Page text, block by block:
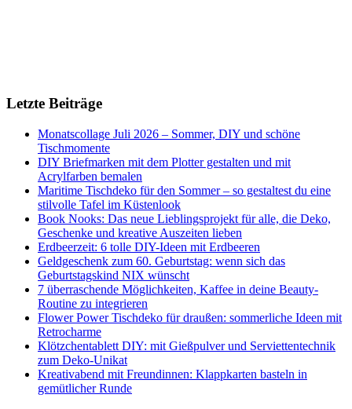
Letzte Beiträge
Monatscollage Juli 2026 – Sommer, DIY und schöne
Tischmomente
DIY Briefmarken mit dem Plotter gestalten und mit
Acrylfarben bemalen
Maritime Tischdeko für den Sommer – so gestaltest du eine
stilvolle Tafel im Küstenlook
Book Nooks: Das neue Lieblingsprojekt für alle, die Deko,
Geschenke und kreative Auszeiten lieben
Erdbeerzeit: 6 tolle DIY-Ideen mit Erdbeeren
Geldgeschenk zum 60. Geburtstag: wenn sich das
Geburtstagskind NIX wünscht
7 überraschende Möglichkeiten, Kaffee in deine Beauty-
Routine zu integrieren
Flower Power Tischdeko für draußen: sommerliche Ideen mit
Retrocharme
Klötzchentablett DIY: mit Gießpulver und Serviettentechnik
zum Deko-Unikat
Kreativabend mit Freundinnen: Klappkarten basteln in
gemütlicher Runde